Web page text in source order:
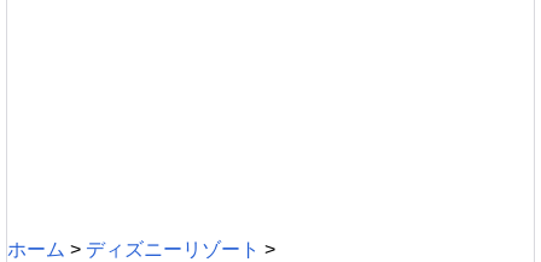
ホーム > ディズニーリゾート >